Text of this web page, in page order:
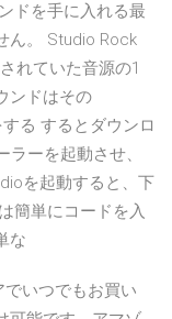
ドを手に入れる最
ん。 Studio Rock
れていた音源の1
ンドはその
る するとダウンロ
ーを起動させ、
を起動すると、下
簡単にコードを入
な
いつでもお買い